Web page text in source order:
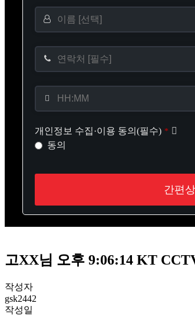
개인정보 수집·이용 동의(필수) *
동의
간편
should
be
blank
고XX님 오후 9:06:14 KT
작성자
gsk2442
작성일